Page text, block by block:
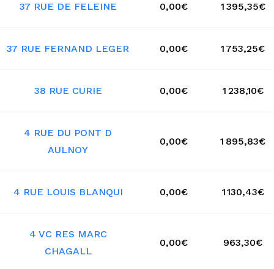
37 RUE DE FELEINE 0,00€ 1 395,35€
37 RUE FERNAND LEGER 0,00€ 1 753,25€
38 RUE CURIE 0,00€ 1 238,10€
4 RUE DU PONT D
AULNOY
0,00€ 1 895,83€
4 RUE LOUIS BLANQUI 0,00€ 1 130,43€
4 VC RES MARC
CHAGALL
0,00€ 963,30€